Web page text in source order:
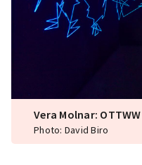
Vera Molnar: OTTWW
Photo: David Biro